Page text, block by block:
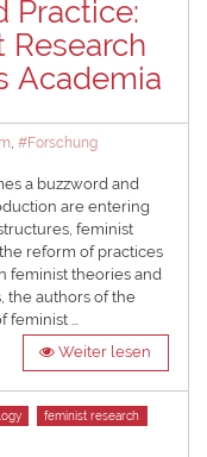
Practice:
Research
Academia
,#Forschung
a buzzword and
are entering
feminist
reform of practices
feminist theories and
the authors of the
feminist …
Weiter lesen
feminist research